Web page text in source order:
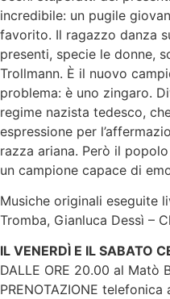
incredibile: un pugile
favorito. Il ragazzo danza
presenti, specie le donne,
Trollmann. È il nuovo
problema: è uno zingaro.
regime nazista tedesco,
espressione per
razza ariana. Però il
un campione capace di
Musiche originali eseguite
Tromba, Gianluca Dessì –
IL VENERDÌ E IL SABATO
DALLE ORE 20.00 al Matò
PRENOTAZIONE